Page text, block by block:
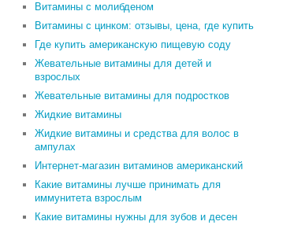
Витамины с молибденом
Витамины с цинком: отзывы, цена, где купить
Где купить американскую пищевую соду
Жевательные витамины для детей и
взрослых
Жевательные витамины для подростков
Жидкие витамины
Жидкие витамины и средства для волос в
ампулах
Интернет-магазин витаминов американский
Какие витамины лучше принимать для
иммунитета взрослым
Какие витамины нужны для зубов и десен